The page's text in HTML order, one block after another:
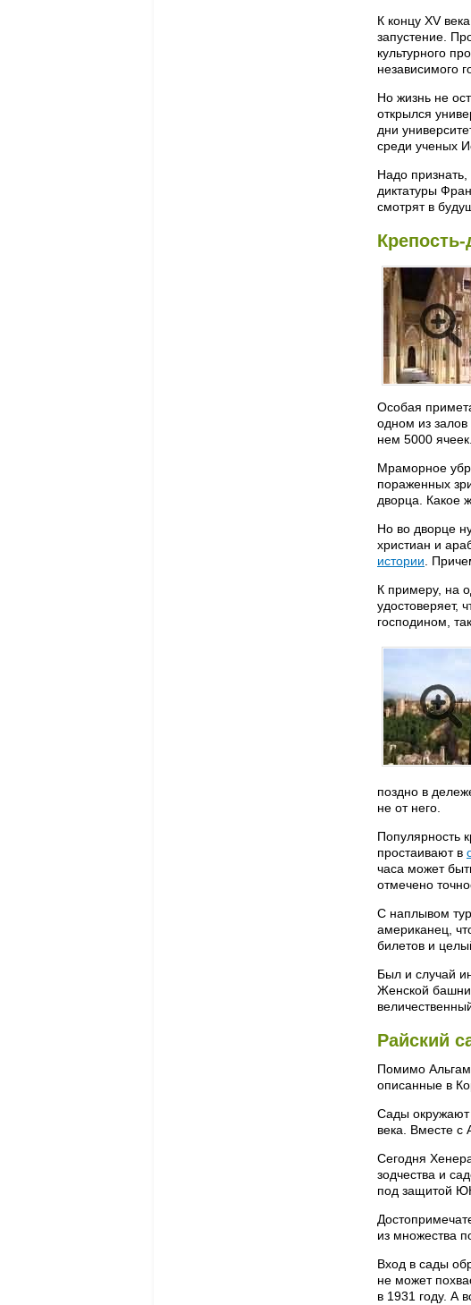
К концу ХV
запустение.
культурного
независимого
Но жизнь не
открылся
дни
среди ученых
Надо
диктатуры
смотрят в
Особая
одном из залов
нем 5000 ячеек.
Мраморное
пораженных
дворца. Какое
Но во дворце
христиан и
истории .
К примеру, на
удостоверяет,
господином,
поздно в
не от него.
Популярность
простаивают в
часа может
отмечено
С наплывом
американец,
билетов и
Был и случай
Женской
Райский
Помимо
описанные в
Сады окружают
века. Вместе с
Сегодня
зодчества и
под защитой
из множества
Вход в сады
не может
в 1931 году. А